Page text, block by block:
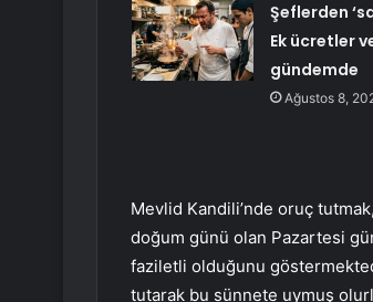
Şeflerden
Ek ücretler
gündemde
Ağustos 8,
Mevlid Kandili’nde oruç
doğum günü olan Pazartesi
faziletli olduğunu
tutarak bu sünnete uymuş